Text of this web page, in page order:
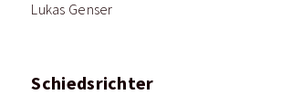
Lukas Genser
Schiedsrichter